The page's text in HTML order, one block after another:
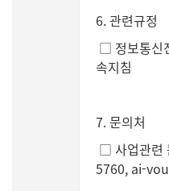
6. 관련규정
□ 정보통신
속지침
7. 문의처
□ 사업관련
5760, ai-